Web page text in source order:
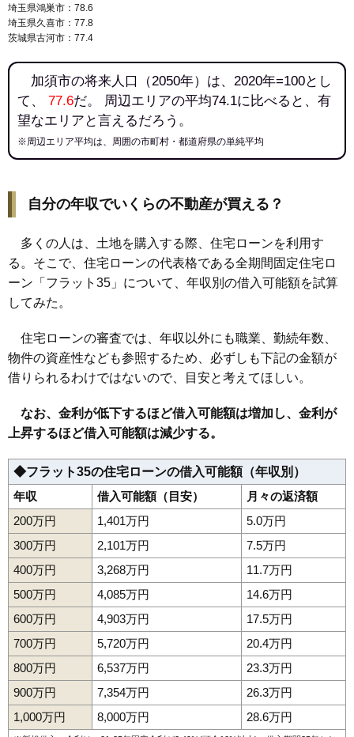
埼玉県鴻巣市：78.6
埼玉県久喜市：77.8
茨城県古河市：77.4
加須市の将来人口（2050年）は、2020年=100とし
て、 77.6だ。 周辺エリアの平均74.1に比べると、有
望なエリアと言えるだろう。
※周辺エリア平均は、周囲の市町村・都道府県の単純平均
自分の年収でいくらの不動産が買える？
多くの人は、土地を購入する際、住宅ローンを利用す
る。そこで、住宅ローンの代表格である全期間固定住宅ロ
ーン「フラット35」について、年収別の借入可能額を試算
してみた。
住宅ローンの審査では、年収以外にも職業、勤続年数、
物件の資産性なども参照するため、必ずしも下記の金額が
借りられるわけではないので、目安と考えてほしい。
なお、金利が低下するほど借入可能額は増加し、金利が
上昇するほど借入可能額は減少する。
◆フラット35の住宅ローンの借入可能額（年収別）
年収
借入可能額（目安）
月々の返済額
200万円
1,401万円
5.0万円
300万円
2,101万円
7.5万円
400万円
3,268万円
11.7万円
500万円
4,085万円
14.6万円
600万円
4,903万円
17.5万円
700万円
5,720万円
20.4万円
800万円
6,537万円
23.3万円
900万円
7,354万円
26.3万円
1,000万円
8,000万円 28.6万円